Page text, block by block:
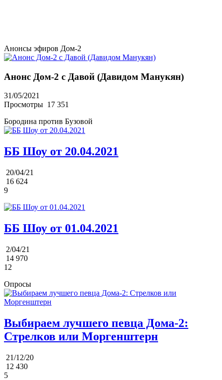
Анонсы эфиров Дом-2
Анонс Дом-2 с Давой (Давидом Манукян)
31/05/2021
Просмотры 17 351
Бородина против Бузовой
ББ Шоу от 20.04.2021
20/04/21
16 624
9
ББ Шоу от 01.04.2021
2/04/21
14 970
12
Опросы
Выбираем лучшего певца Дома-2:
Стрелков или Моргенштерн
21/12/20
12 430
5